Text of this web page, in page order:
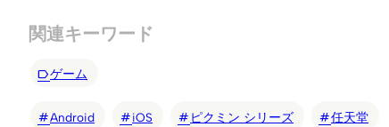
関連キーワード
ゲーム
Android iOS ピクミン シリーズ 任天堂